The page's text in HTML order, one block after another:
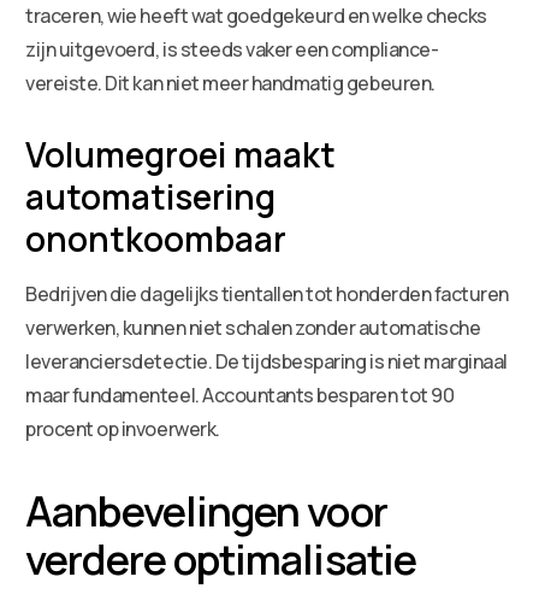
traceren, wie heeft wat goedgekeurd en welke checks
zijn uitgevoerd, is steeds vaker een compliance-
vereiste. Dit kan niet meer handmatig gebeuren.
Volumegroei maakt
automatisering
onontkoombaar
Bedrijven die dagelijks tientallen tot honderden facturen
verwerken, kunnen niet schalen zonder automatische
leveranciersdetectie. De tijdsbesparing is niet marginaal
maar fundamenteel. Accountants besparen tot 90
procent op invoerwerk.
Aanbevelingen voor
verdere optimalisatie